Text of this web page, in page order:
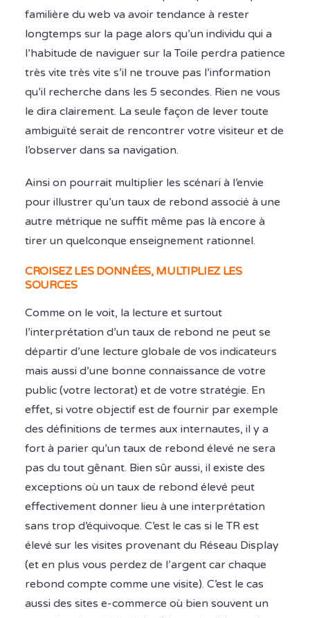
familière du web va avoir tendance à rester
longtemps sur la page alors qu’un individu qui a
l’habitude de naviguer sur la Toile perdra patience
très vite très vite s’il ne trouve pas l’information
qu’il recherche dans les 5 secondes. Rien ne vous
le dira clairement. La seule façon de lever toute
ambiguïté serait de rencontrer votre visiteur et de
l’observer dans sa navigation.
Ainsi on pourrait multiplier les scénari à l’envie
pour illustrer qu’un taux de rebond associé à une
autre métrique ne suffit même pas là encore à
tirer un quelconque enseignement rationnel.
CROISEZ LES DONNÉES, MULTIPLIEZ LES
SOURCES
Comme on le voit, la lecture et surtout
l’interprétation d’un taux de rebond ne peut se
départir d’une lecture globale de vos indicateurs
mais aussi d’une bonne connaissance de votre
public (votre lectorat) et de votre stratégie. En
effet, si votre objectif est de fournir par exemple
des définitions de termes aux internautes, il y a
fort à parier qu’un taux de rebond élevé ne sera
pas du tout gênant. Bien sûr aussi, il existe des
exceptions où un taux de rebond élevé peut
effectivement donner lieu à une interprétation
sans trop d’équivoque. C’est le cas si le TR est
élevé sur les visites provenant du Réseau Display
(et en plus vous perdez de l’argent car chaque
rebond compte comme une visite). C’est le cas
aussi des sites e-commerce où bien souvent un